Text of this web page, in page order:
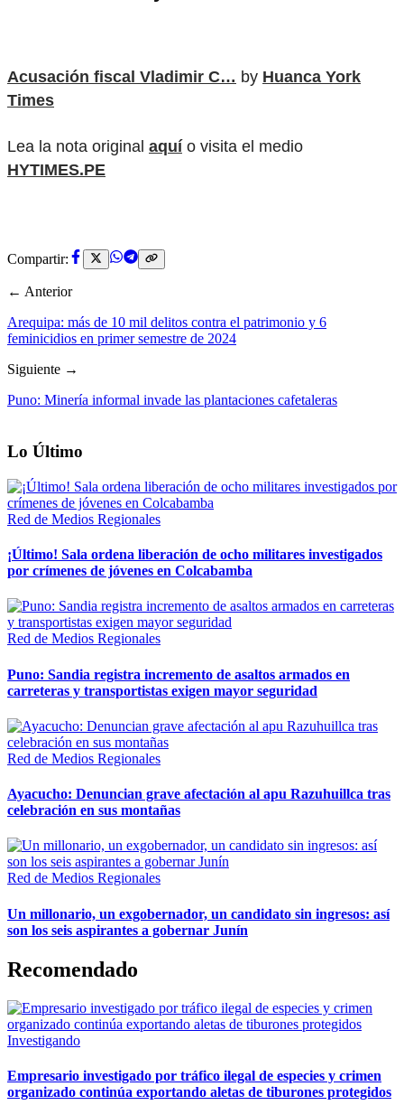
Acusación fiscal Vladimir C… by Huanca York
Times
Lea la nota original aquío visita el medio
HYTIMES.PE
Compartir:
← Anterior
Arequipa: más de 10 mil delitos contra el patrimonio y 6
feminicidios en primer semestre de 2024
Siguiente →
Puno: Minería informal invade las plantaciones cafetaleras
Lo Último
Red de Medios Regionales
¡Último! Sala ordena liberación de ocho militares investigados
por crímenes de jóvenes en Colcabamba
Red de Medios Regionales
Puno: Sandia registra incremento de asaltos armados en
carreteras y transportistas exigen mayor seguridad
Red de Medios Regionales
Ayacucho: Denuncian grave afectación al apu Razuhuillca tras
celebración en sus montañas
Red de Medios Regionales
Un millonario, un exgobernador, un candidato sin ingresos: así
son los seis aspirantes a gobernar Junín
Recomendado
Investigando
Empresario investigado por tráfico ilegal de especies y crimen
organizado continúa exportando aletas de tiburones protegidos